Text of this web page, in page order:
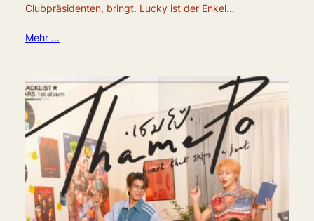
Clubpräsidenten, bringt. Lucky ist der Enkel…
Mehr …